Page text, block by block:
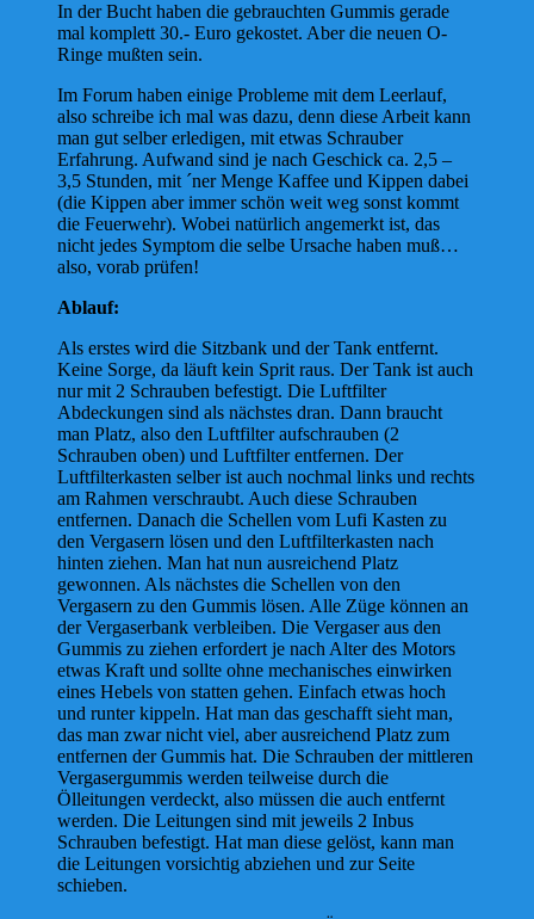
In der Bucht haben die gebrauchten Gummis gerade
mal komplett 30.- Euro gekostet. Aber die neuen O-
Ringe mußten sein.
Im Forum haben einige Probleme mit dem Leerlauf,
also schreibe ich mal was dazu, denn diese Arbeit kann
man gut selber erledigen, mit etwas Schrauber
Erfahrung. Aufwand sind je nach Geschick ca. 2,5 –
3,5 Stunden, mit ´ner Menge Kaffee und Kippen dabei
(die Kippen aber immer schön weit weg sonst kommt
die Feuerwehr). Wobei natürlich angemerkt ist, das
nicht jedes Symptom die selbe Ursache haben muß…
also, vorab prüfen!
Ablauf:
Als erstes wird die Sitzbank und der Tank entfernt.
Keine Sorge, da läuft kein Sprit raus. Der Tank ist auch
nur mit 2 Schrauben befestigt. Die Luftfilter
Abdeckungen sind als nächstes dran. Dann braucht
man Platz, also den Luftfilter aufschrauben (2
Schrauben oben) und Luftfilter entfernen. Der
Luftfilterkasten selber ist auch nochmal links und rechts
am Rahmen verschraubt. Auch diese Schrauben
entfernen. Danach die Schellen vom Lufi Kasten zu
den Vergasern lösen und den Luftfilterkasten nach
hinten ziehen. Man hat nun ausreichend Platz
gewonnen. Als nächstes die Schellen von den
Vergasern zu den Gummis lösen. Alle Züge können an
der Vergaserbank verbleiben. Die Vergaser aus den
Gummis zu ziehen erfordert je nach Alter des Motors
etwas Kraft und sollte ohne mechanisches einwirken
eines Hebels von statten gehen. Einfach etwas hoch
und runter kippeln. Hat man das geschafft sieht man,
das man zwar nicht viel, aber ausreichend Platz zum
entfernen der Gummis hat. Die Schrauben der mittleren
Vergasergummis werden teilweise durch die
Ölleitungen verdeckt, also müssen die auch entfernt
werden. Die Leitungen sind mit jeweils 2 Inbus
Schrauben befestigt. Hat man diese gelöst, kann man
die Leitungen vorsichtig abziehen und zur Seite
schieben.